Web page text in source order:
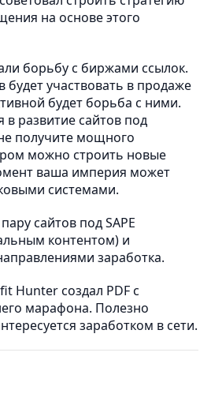
на основе этого
борьбу с биржами ссылок.
участвовать в продаже
будет борьба с ними.
развитие сайтов под
получите мощного
можно строить новые
ваша империя может
системами.
сайтов под SAPE
контентом) и
заработка.
Hunter создал PDF с
марафона. Полезно
заработком в сети.